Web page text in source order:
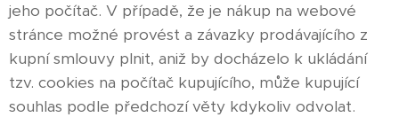
jeho počítač. V případě, že je nákup na webové
stránce možné provést a závazky prodávajícího z
kupní smlouvy plnit, aniž by docházelo k ukládání
tzv. cookies na počítač kupujícího, může kupující
souhlas podle předchozí věty kdykoliv odvolat.